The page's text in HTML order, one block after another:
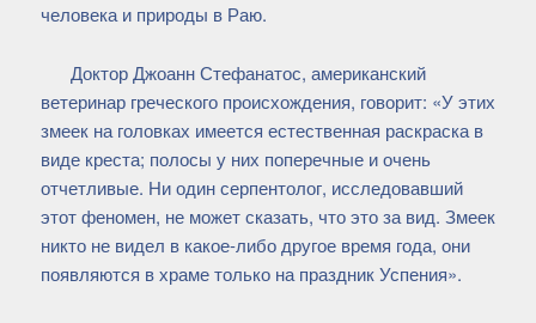
человека и природы в Раю.
Доктор Джоанн Стефанатос, американский
ветеринар греческого происхождения, говорит: «У этих
змеек на головках имеется естественная раскраска в
виде креста; полосы у них поперечные и очень
отчетливые. Ни один серпентолог, исследовавший
этот феномен, не может сказать, что это за вид. Змеек
никто не видел в какое-либо другое время года, они
появляются в храме только на праздник Успения».